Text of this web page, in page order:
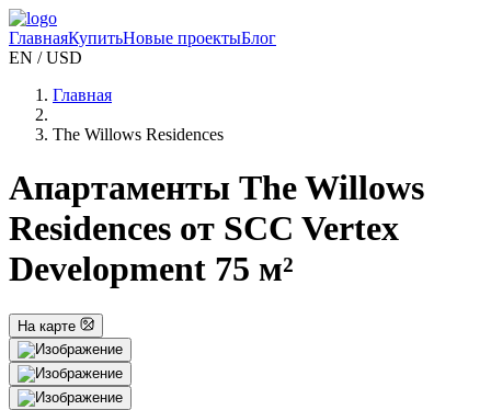
ГлавнаяКупитьНовые проектыБлог
EN / USD
Главная
The Willows Residences
Апартаменты The Willows
Residences от SCC Vertex
Development 75 м²
На карте